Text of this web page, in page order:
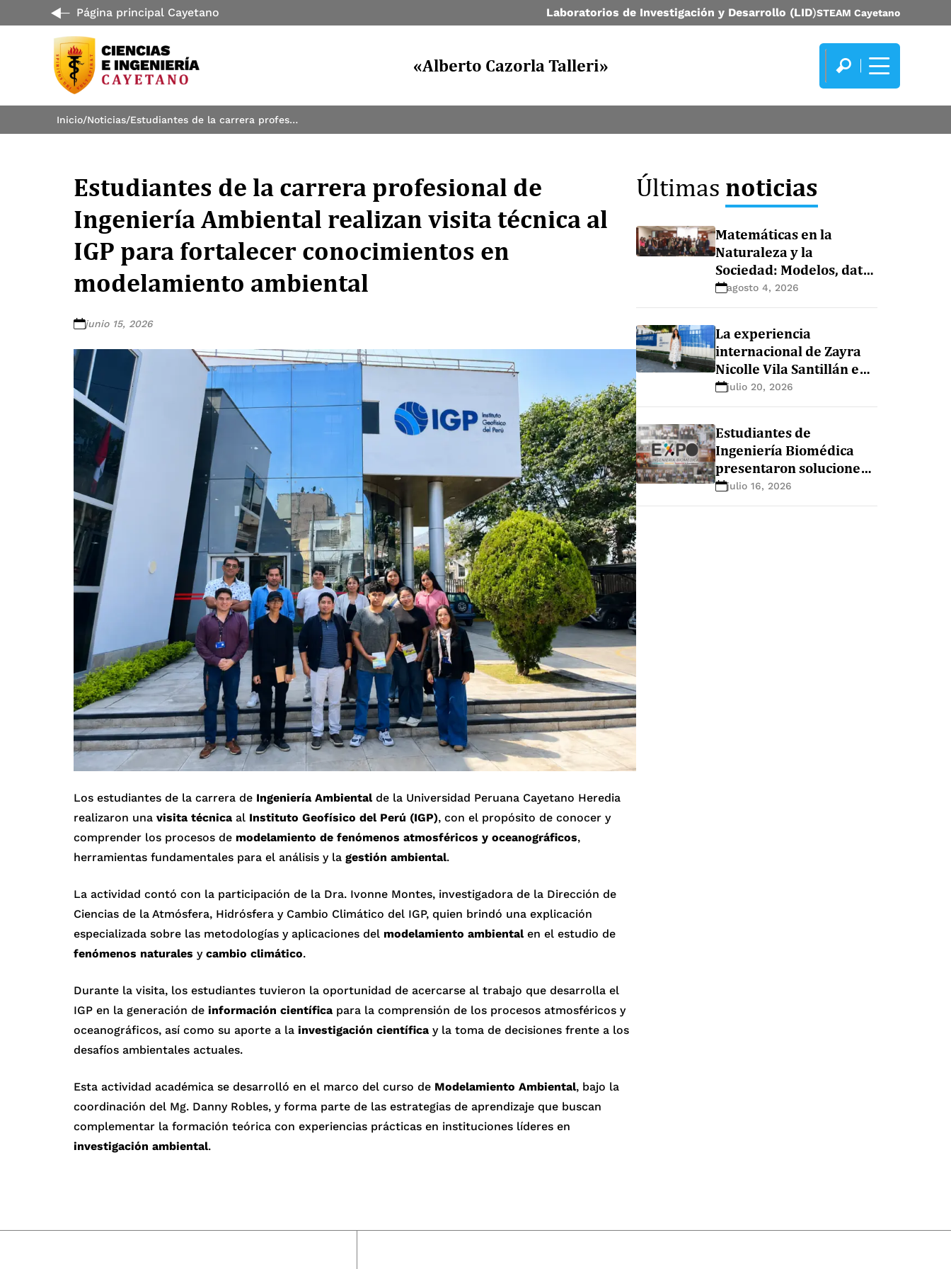
Página principal Cayetano Laboratorios de Investigación y Desarrollo (LID)STEAM Cayetano
«Alberto Cazorla Talleri»
Inicio/Noticias/ Estudiantes de la carrera profesional de Ingeniería Ambiental realizan visita técnica al IGP para fortalecer conocimientos en modelamiento ambiental
Estudiantes de la carrera profesional de
Ingeniería Ambiental realizan visita técnica al
IGP para fortalecer conocimientos en
modelamiento ambiental
junio 15, 2026
Los estudiantes de la carrera de Ingeniería Ambientalde la Universidad Peruana Cayetano Heredia
realizaron una visita técnica al Instituto Geofísico del Perú (IGP), con el propósito de conocer y
comprender los procesos de modelamiento de fenómenos atmosféricos y oceanográficos,
herramientas fundamentales para el análisis y la gestión ambiental.
La actividad contó con la participación de la Dra. Ivonne Montes, investigadora de la Dirección de
Ciencias de la Atmósfera, Hidrósfera y Cambio Climático del IGP, quien brindó una explicación
especializada sobre las metodologías y aplicaciones del modelamiento ambientalen el estudio de
fenómenos naturales y cambio climático.
Durante la visita, los estudiantes tuvieron la oportunidad de acercarse al trabajo que desarrolla el
IGP en la generación de información científica para la comprensión de los procesos atmosféricos y
oceanográficos, así como su aporte a la investigación científica y la toma de decisiones frente a los
desafíos ambientales actuales.
Esta actividad académica se desarrolló en el marco del curso de Modelamiento Ambiental, bajo la
coordinación del Mg. Danny Robles, y forma parte de las estrategias de aprendizaje que buscan
complementar la formación teórica con experiencias prácticas en instituciones líderes en
investigación ambiental.
Últimas noticias
Matemáticas en la
Naturaleza y la
Sociedad: Modelos, datos
y ecosistemas
agosto 4, 2026
La experiencia
internacional de Zayra
Nicolle Vila Santillán en
la maestría de nutrición
y sistemas alimentarios
(Bélgica)
julio 20, 2026
Estudiantes de
Ingeniería Biomédica
presentaron soluciones
innovadoras para el
sector salud durante la
julio 16, 2026